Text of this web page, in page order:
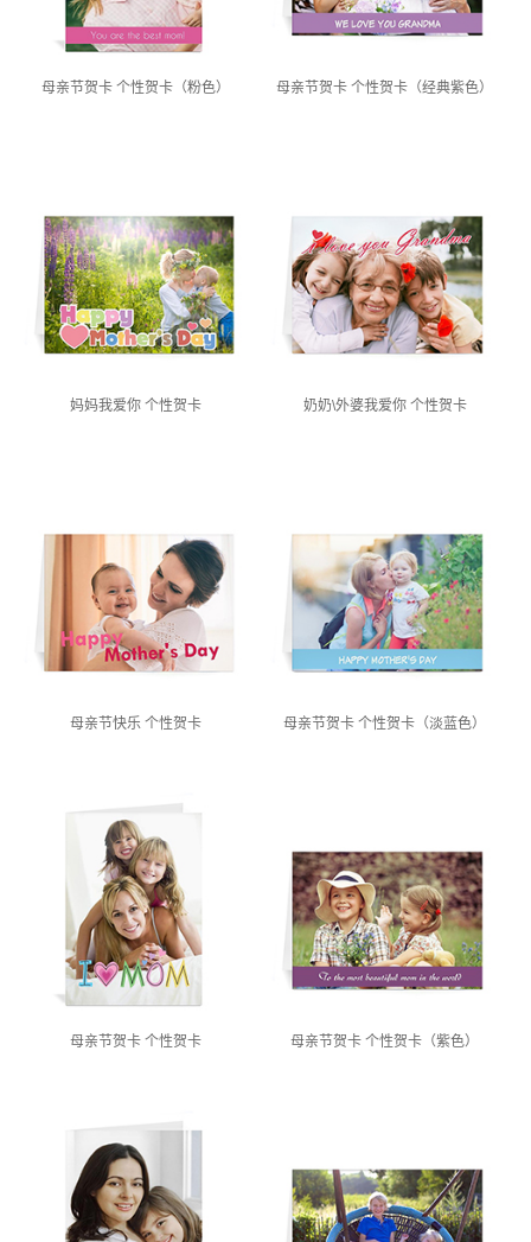
母亲节贺卡 个性贺卡（粉色） 母亲节贺卡 个性贺卡（经典紫色）
妈妈我爱你 个性贺卡 奶奶\外婆我爱你 个性贺卡
母亲节快乐 个性贺卡 母亲节贺卡 个性贺卡（淡蓝色）
母亲节贺卡 个性贺卡 母亲节贺卡 个性贺卡（紫色）